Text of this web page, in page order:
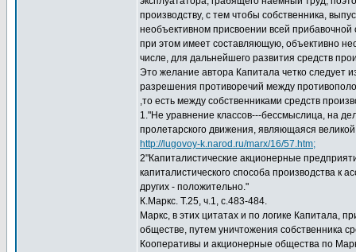
производству, с тем чтобы собственника,
необъективном присвоении всей
при этом имеет составляющую, объективно
числе, для дальнейшего развития средств
Это желание автора Капитала четко следует
разрешения противоречий между
,то есть между собственниками средств
1."Не уравнение классов---бессмыслица, на
пролетарского движения, являющаяся
http://lugovoy-k.narod.ru/marx/16/57.htm;
2"Капиталистические акционерные
капиталистического способа производства к
других - положительно."
К.Маркс. Т.25, ч.1, с.483-484.
Маркс, в этих цитатах и по логике Капитала,
обществе, путем уничтожения собственника
Кооперативы и акционерные общества по